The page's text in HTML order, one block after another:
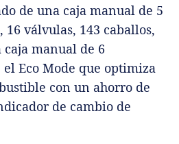
de una caja manual de 5
válvulas, 143 caballos,
manual de 6
Eco Mode que optimiza
con un ahorro de
de cambio de